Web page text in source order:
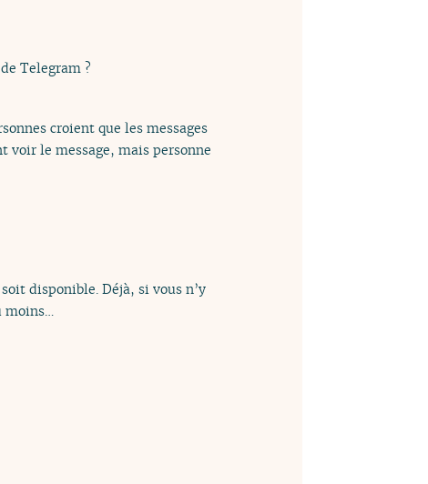
Telegram ?
croient que les messages
le message, mais personne
disponible. Déjà, si vous n’y
moins…